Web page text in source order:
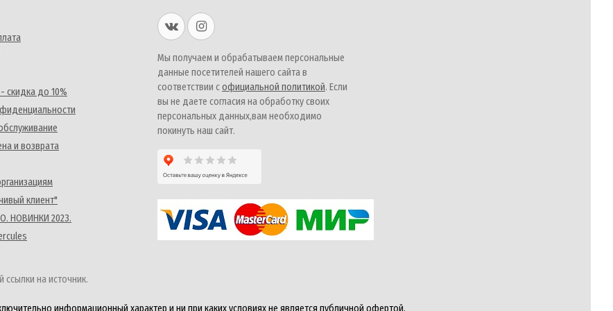
скидка до 10%
и возврата
клиент"
НОВИНКИ 2023.
Мы получаем и обрабатываем персональные
данные посетителей нашего сайта в
соответствии софициальной политикой. Если
вы не даете согласия на обработку своих
персональных данных,вам необходимо
покинуть наш сайт.
ссылки на источник.
информационный характер и ни при каких условиях не является публичной офертой,